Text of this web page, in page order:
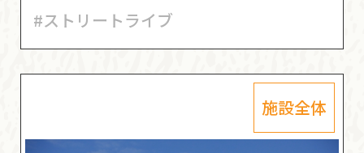
#ストリートライブ
施設全体